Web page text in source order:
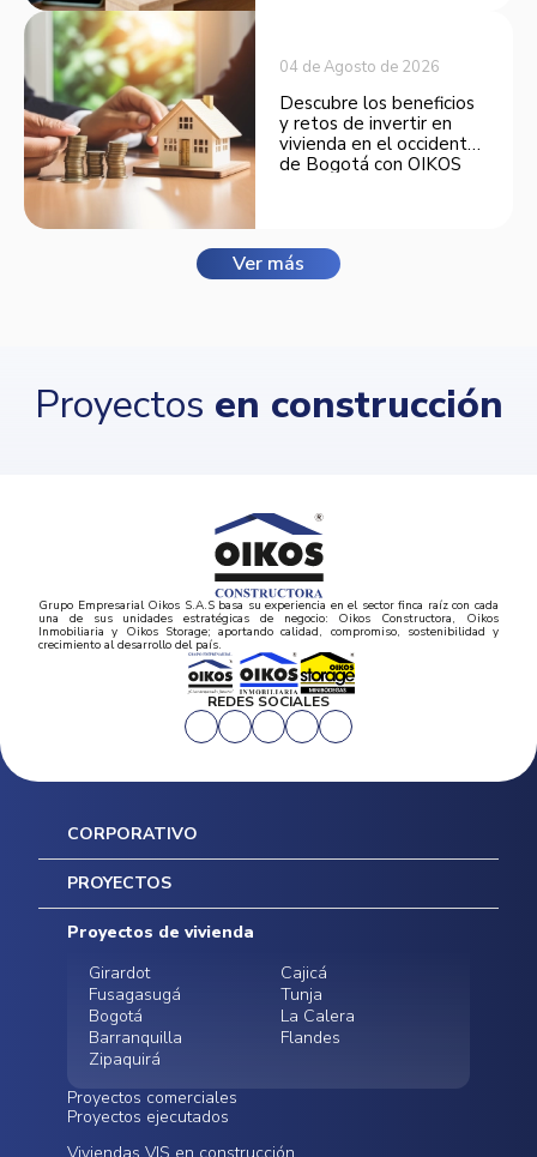
04 de Agosto de 2026
Descubre los beneficios
y retos de invertir en
vivienda en el occidente
de Bogotá con OIKOS
Ver más
Proyectos en construcción
Grupo Empresarial Oikos S.A.S basa su experiencia en el sector finca raíz con cada
una de sus unidades estratégicas de negocio: Oikos Constructora, Oikos
Inmobiliaria y Oikos Storage; aportando calidad, compromiso, sostenibilidad y
crecimiento al desarrollo del país.
REDES SOCIALES
CORPORATIVO
Inicio
Mapa del sitio
Postventas
Contratación Directa
Noticias
PROYECTOS
Proyectos de vivienda
Girardot
Cajicá
Fusagasugá
Tunja
Bogotá
La Calera
Barranquilla
Flandes
Zipaquirá
Proyectos comerciales
Proyectos ejecutados